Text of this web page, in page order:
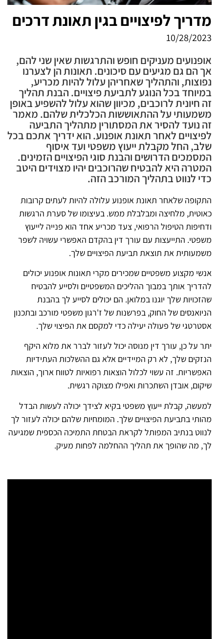
מדריך לפיצויים בגין תאונת דרכים
10/28/2023
אופנועים מעניקים חופש והתרגשות שאין שני להם,
אך הם גם מגיעים עם סיכונים. תאונות הן לצערנו
נפוצות, והתהליך שאחריהן עלול להיות מכריע,
במיוחד בכל הנוגע לתביעת פיצויים. הבנת תהליך
זה חיונית לרוכבים, מכיוון שהוא עלול להשפיע באופן
משמעותי על ההתאוששות הכלכלית שלהם. מאמר
זה נועד להסיר את המסתורין מתהליך התביעה
לפיצויים לאחר תאונת אופנוע. הוא ידריך אתכם בכל
שלב, החל מקבלת ייעוץ משפטי ועד איסוף
המסמכים הדרושים והבנת סוגי הפיצויים הזמינים.
המטרה היא להבטיח שהרוכבים יהיו מצוידים היטב
כדי לנווט בתהליך המורכב הזה.
התקופה שלאחר תאונת אופנוע עלולה להיות לעתים קרובות
כאוטית, מלחיצה ומבלבלת ממש. בעיצומו של סערת הרגשות
ודחיפות הטיפול הרפואי, צעד מכריע אחד הוא פנייה לייעוץ
משפטי. התייעצות עם עורך דין בהקדם האפשרי עשויה לשפר
משמעותית את תוצאת תביעת הפיצויים שלך.
אנשי מקצוע משפטיים שמכירים מקרי תאונות אופנוע יכולים
להדריך אותך במבוך ההליכים המשפטיים ולסייע להבטיח
שהזכויות שלך יוגנו במלואן. הם יכולים לסייע לך בהבנת
הניואנסים של החוק, בפרשנות של ז'רגון משפטי מורכב ובתכנון
אסטרטגי של פעולה יעילה כדי למקסם את הפיצוי שלך.
יתר על כן, עורך דין מנוסה יכול לעזור לברר את מלוא היקף
הנזקים שלך, לא רק המיידיים אלא גם ההשלכות העתידיות
האפשריות. זה עשוי לכלול הוצאות רפואיות לטווח ארוך, הוצאות
שיקום, אובדן השתכרות ואפילו מצוקה רגשית.
למעשה, קבלת ייעוץ משפטי בקיא לצידך יכולה לעשות הבדל
מהותי בתביעת הפיצויים שלך. המומחיות שלהם יכולה לעזור לך
לנווט בנתיב המפותל לקראת הבטחת התמיכה הכספית שמגיעה
לך, מה שהופך את תהליך ההחלמה לפחות מעיק.